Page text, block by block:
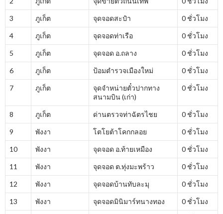
3 ภูเก็ต จุดจอดสะปำ 0 ชั่วโมง
4 ภูเก็ต จุดจอดท่าเรือ 0 ชั่วโมง
5 ภูเก็ต จุดจอด อ.ถลาง 0 ชั่วโมง
6 ภูเก็ต ป้อมตำรวจเมืองใหม่ 0 ชั่วโมง
7 ภูเก็ต
จุดจำหน่ายตั๋วปากทาง
สนามบิน (เก่า)
0 ชั่วโมง
8 ภูเก็ต ด่านตรวจท่าฉัตรไชย 0 ชั่วโมง
9 พังงา โตโยต้าโคกกลอย 0 ชั่วโมง
10 พังงา จุดจอด อ.ท้ายเหมือง 0 ชั่วโมง
11 พังงา จุดจอด ต.ทุ่งมะพร้าว 0 ชั่วโมง
12 พังงา จุดจอดบ้านทับละมุ 0 ชั่วโมง
13 พังงา จุดจอดมินิมาร์ทนางทอง 0 ชั่วโมง